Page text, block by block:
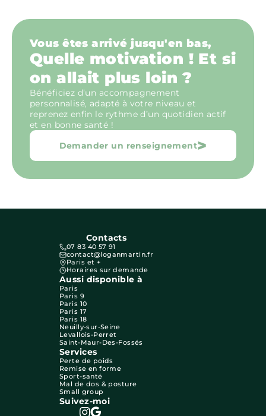
Vous êtes arrivé jusqu'en bas,
Quelle motivation ! Et si
on allait plus loin ?
Bénéficiez d’un accompagnement
personnalisé, adapté à votre niveau et
reprenez enfin le rythme d’un quotidien actif
et en bonne santé !
Demander un renseignement>
Contacts
07 83 40 57 91
contact@loganmartin.fr
Paris et +
Horaires sur demande
Aussi disponible à
Paris
Paris 9
Paris 10
Paris 17
Paris 18
Neuilly-sur-Seine
Levallois-Perret
Saint-Maur-Des-Fossés
Services
Perte de poids
Remise en forme
Sport-santé
Mal de dos & posture
Small group
Suivez-moi